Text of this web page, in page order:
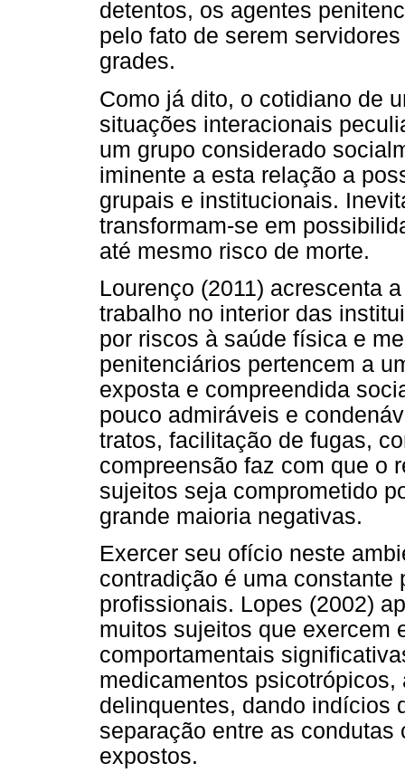
detentos, os agentes
pelo fato de serem
grades.
Como já dito, o cotidiano de
situações interacionais
um grupo considerado
iminente a esta relação a
grupais e institucionais.
transformam-se em
até mesmo risco de morte.
Lourenço (2011) acrescenta
trabalho no interior das
por riscos à saúde física e
penitenciários pertencem a
exposta e compreendida
pouco admiráveis e
tratos, facilitação de fugas,
compreensão faz com que o
sujeitos seja comprometido
grande maioria negativas.
Exercer seu ofício neste
contradição é uma constante
profissionais. Lopes (2002)
muitos sujeitos que exercem
comportamentais
medicamentos
delinquentes, dando indícios
separação entre as
expostos.